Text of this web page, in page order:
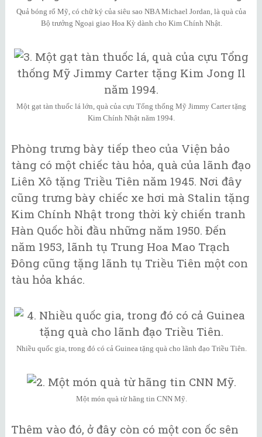
Quả bóng rổ Mỹ, có chữ ký của siêu sao NBA Michael Jordan, là quà của
Bộ trưởng Ngoại giao Hoa Kỳ dành cho Kim Chính Nhật.
Một gạt tàn thuốc lá lớn, quà của cựu Tổng thống Mỹ Jimmy Carter tặng
Kim Chính Nhật năm 1994.
Phòng trưng bày tiếp theo của Viện bảo
tàng có một chiếc tàu hỏa, quà của lãnh đạo
Liên Xô tặng Triều Tiên năm 1945. Nơi đây
cũng trưng bày chiếc xe hơi mà Stalin tặng
Kim Chính Nhật trong thời kỳ chiến tranh
Hàn Quốc hồi đầu những năm 1950. Đến
năm 1953, lãnh tụ Trung Hoa Mao Trạch
Đông cũng tặng lãnh tụ Triều Tiên một con
tàu hỏa khác.
Nhiều quốc gia, trong đó có cả Guinea tặng quà cho lãnh đạo Triều Tiên.
Một món quà từ hãng tin CNN Mỹ.
Thêm vào đó, ở đây còn có một con ốc sên